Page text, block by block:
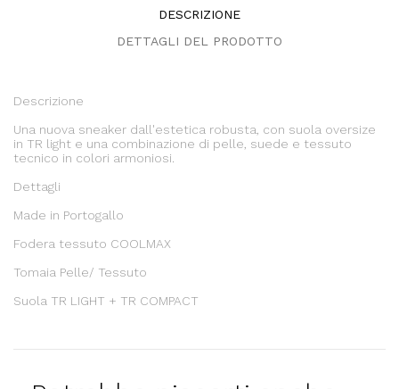
DESCRIZIONE
DETTAGLI DEL PRODOTTO
Descrizione
Una nuova sneaker dall'estetica robusta, con suola oversize
in TR light e una combinazione di pelle, suede e tessuto
tecnico in colori armoniosi.
Dettagli
Made in Portogallo
Fodera tessuto COOLMAX
Tomaia Pelle/ Tessuto
Suola TR LIGHT + TR COMPACT